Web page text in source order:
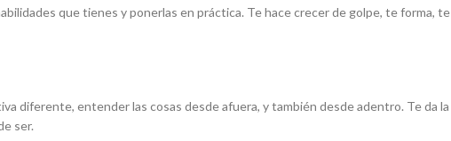
que tienes y ponerlas en práctica. Te hace crecer de golpe, te forma,
diferente, entender las cosas desde afuera, y también desde adentro. Te da
ser.